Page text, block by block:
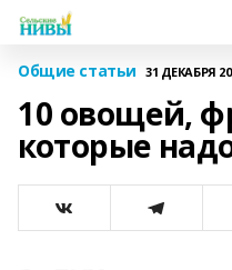
Общие статьи 31 ДЕКАБРЯ
10 овощей,
которые